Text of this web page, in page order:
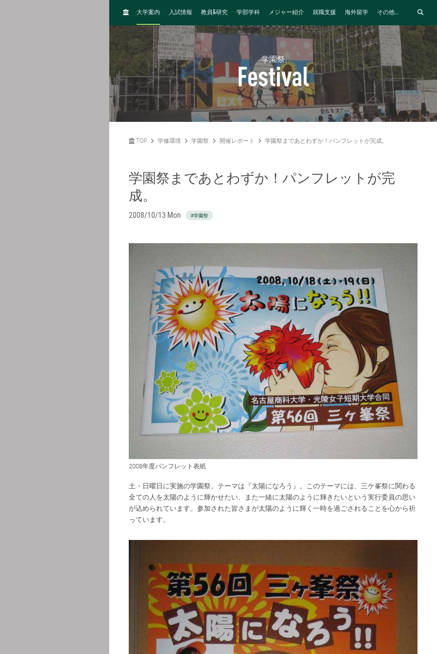
H
E
大学案内 入試情報 教員&研究 学部学科 メジャー紹介 就職支援 海外留学 その他...
学園祭
Festival
TOP 学修環境 学園祭 開催レポート 学園祭まであとわずか！パンフレットが完成。
学園祭まであとわずか！パンフレットが完
成。
2008/10/13 Mon #学園祭
2008年度パンフレット表紙
土・日曜日に実施の学園祭。テーマは『太陽になろう』。このテーマには、三ケ峯祭に関わる
全ての人を太陽のように輝かせたい、また一緒に太陽のように輝きたいという実行委員の思い
が込められています。参加された皆さまが太陽のように輝く一時を過ごされることを心から祈
っています。